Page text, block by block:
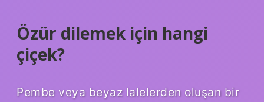
Özür dilemek için hangi
çiçek?
Pembe veya beyaz lalelerden oluşan bir